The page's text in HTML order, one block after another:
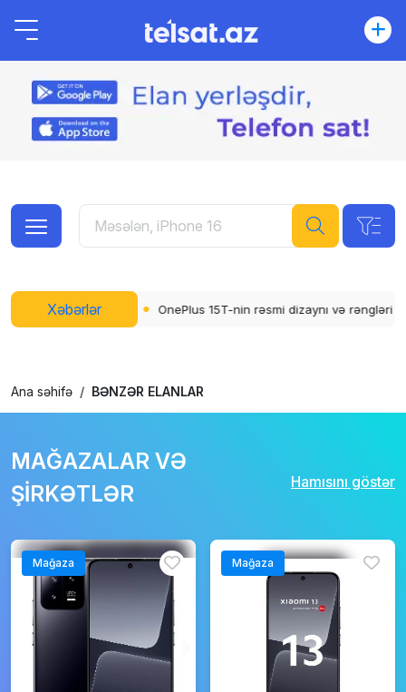
Xəbərlər
OnePlus 15T-nin rəsmi dizaynı və rəngləri açıqlandı
Ana səhifə BƏNZƏR ELANLAR
MAĞAZALAR VƏ
ŞİRKƏTLƏR
Hamısını göstər
Mağaza Mağaza